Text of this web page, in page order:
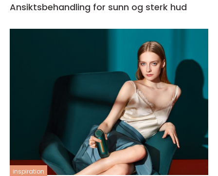
Ansiktsbehandling for sunn og sterk hud
inspiration